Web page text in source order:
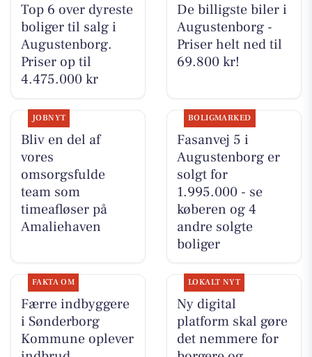
Top 6 over dyreste
boliger til salg i
Augustenborg.
Priser op til
4.475.000 kr
De billigste biler i
Augustenborg -
Priser helt ned til
69.800 kr!
JOBNYT
Bliv en del af
vores
omsorgsfulde
team som
timeafløser på
Amaliehaven
BOLIGMARKED
Fasanvej 5 i
Augustenborg er
solgt for
1.995.000 - se
køberen og 4
andre solgte
boliger
FAKTA OM
Færre indbyggere
i Sønderborg
Kommune oplever
LOKALT NYT
Ny digital
platform skal gøre
det nemmere for